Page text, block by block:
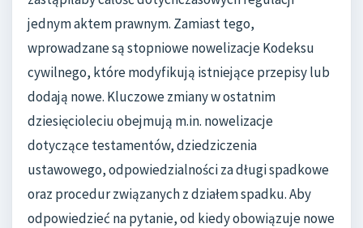
jednym aktem prawnym. Zamiast tego,
wprowadzane są stopniowe nowelizacje Kodeksu
cywilnego, które modyfikują istniejące przepisy lub
dodają nowe. Kluczowe zmiany w ostatnim
dziesięcioleciu obejmują m.in. nowelizacje
dotyczące testamentów, dziedziczenia
ustawowego, odpowiedzialności za długi spadkowe
oraz procedur związanych z działem spadku. Aby
odpowiedzieć na pytanie, od kiedy obowiązuje nowe